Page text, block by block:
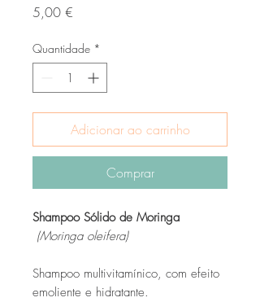
5,00 €
Quantidade *
Adicionar ao carrinho
Comprar
Shampoo Sólido de Moringa
(Moringa oleifera)
Shampoo multivitamínico, com efeito
emoliente e hidratante.